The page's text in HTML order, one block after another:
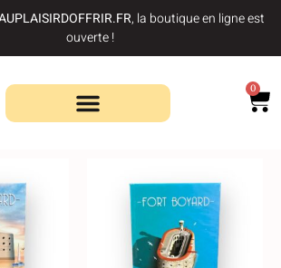
, la boutique en ligne est
ouverte !
0